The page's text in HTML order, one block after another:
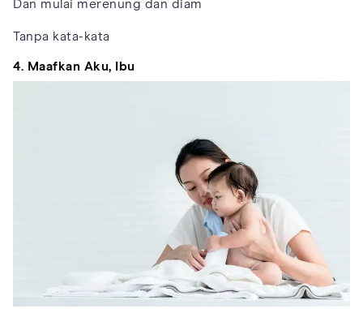
Dan mulai merenung dan diam
Tanpa kata-kata
4. Maafkan Aku, Ibu